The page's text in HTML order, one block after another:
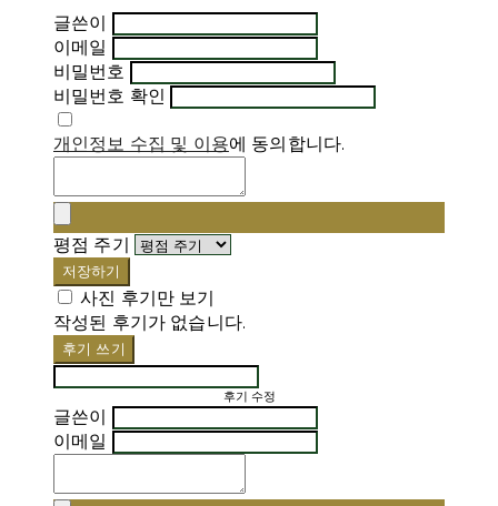
글쓴이
이메일
비밀번호
비밀번호 확인
개인정보 수집 및 이용에 동의합니다.
평점 주기
저장하기
사진 후기만 보기
작성된 후기가 없습니다.
후기 쓰기
후기 수정
글쓴이
이메일